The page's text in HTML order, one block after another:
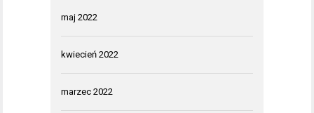
maj 2022
kwiecień 2022
marzec 2022